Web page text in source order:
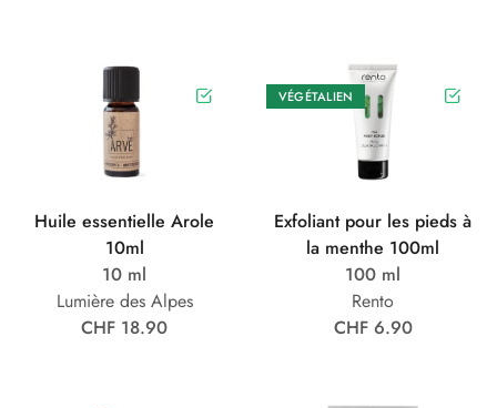
Huile essentielle Arole
10ml
10 ml
Lumière des Alpes
CHF 18.90
VÉGÉTALIEN
Exfoliant pour les pieds à
la menthe 100ml
100 ml
Rento
CHF 6.90